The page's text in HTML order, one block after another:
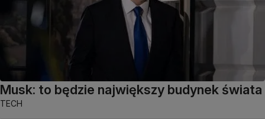
Musk: to będzie największy budynek świata
TECH